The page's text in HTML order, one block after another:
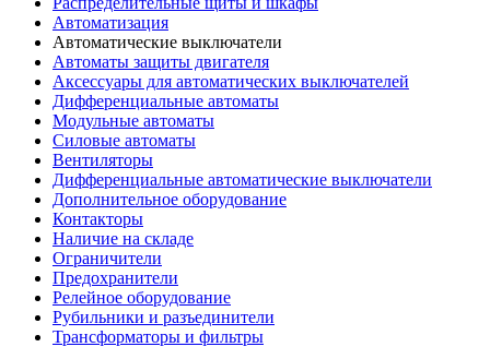
Автоматизация
Автоматические выключатели
Автоматы защиты двигателя
Аксессуары для автоматических выключателей
Дифференциальные автоматы
Модульные автоматы
Силовые автоматы
Вентиляторы
Дифференциальные автоматические выключатели
Дополнительное оборудование
Контакторы
Наличие на складе
Ограничители
Предохранители
Релейное оборудование
Рубильники и разъединители
Трансформаторы и фильтры